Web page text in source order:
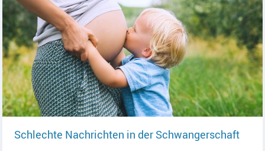
Schlechte Nachrichten in der Schwangerschaft